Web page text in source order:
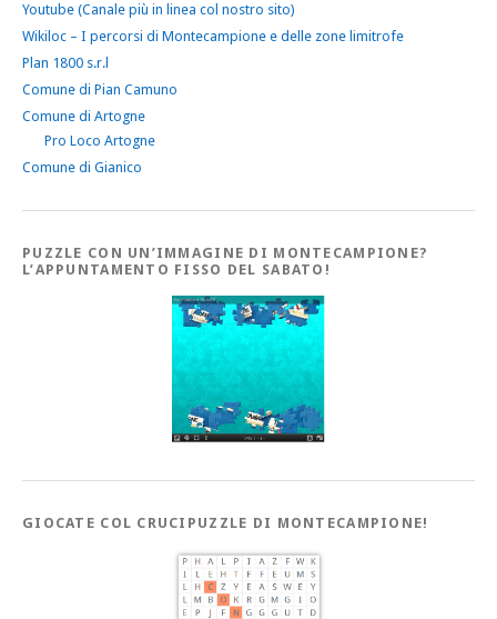
Youtube (Canale più in linea col nostro sito)
Wikiloc – I percorsi di Montecampione e delle zone limitrofe
Plan 1800 s.r.l
Comune di Pian Camuno
Comune di Artogne
Pro Loco Artogne
Comune di Gianico
PUZZLE CON UN’IMMAGINE DI MONTECAMPIONE?
L’APPUNTAMENTO FISSO DEL SABATO!
GIOCATE COL CRUCIPUZZLE DI MONTECAMPIONE!